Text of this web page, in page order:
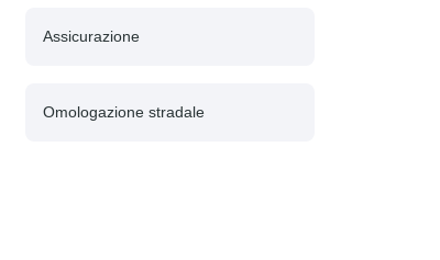
Assicurazione
Omologazione stradale